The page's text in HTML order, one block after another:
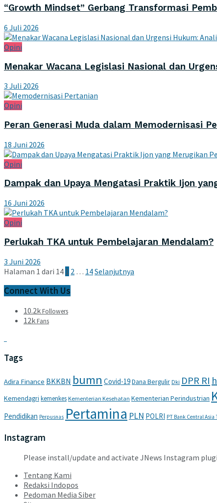
“Growth Mindset” Gerbang Transformasi
6 Juli 2026
Opini
Menakar Wacana Legislasi Nasional dan
3 Juli 2026
Opini
Peran Generasi Muda dalam Memodernisasi
18 Juni 2026
Opini
Dampak dan Upaya Mengatasi Praktik Ijon
16 Juni 2026
Opini
Perlukah TKA untuk Pembelajaran Mendalam?
3 Juni 2026
Halaman 1 dari 14 1 2 … 14Selanjutnya
Connect With Us
10.2kFollowers
12kFans
Tags
Adira Finance BKKBN bumn Covid-19Dana Bergulir Dki DPR RI
Kemendagri kemenkes Kementerian Kesehatan Kementerian Perindustrian
Pendidikan Perpusnas Pertamina PLN POLRI PT Bank Central Asia
Instagram
Please install/update and activate JNews Instagram
Tentang Kami
Redaksi Indopos
Pedoman Media Siber